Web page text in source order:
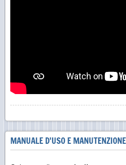
MANUALE D'USO E MANUTENZIONE